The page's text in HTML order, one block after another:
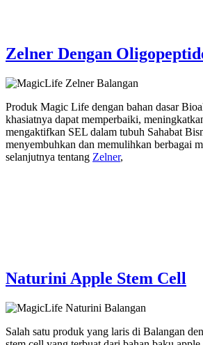
Zelner Dengan
Produk Magic Life dengan bahan dasar
khasiatnya dapat memperbaiki,
mengaktifkan SEL dalam tubuh Sahabat
menyembuhkan dan memulihkan berbagai
selanjutnya tentang Zelner,
Naturini Apple Stem Cell
Salah satu produk yang laris di Balangan